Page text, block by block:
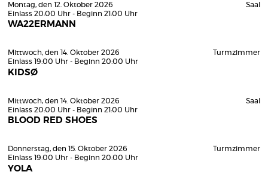
Montag, den 12. Oktober 2026
Einlass 20:00 Uhr - Beginn 21:00 Uhr
WA22ERMANN
Saal
Mittwoch, den 14. Oktober 2026
Einlass 19:00 Uhr - Beginn 20:00 Uhr
KIDSØ
Turmzimmer
Mittwoch, den 14. Oktober 2026
Einlass 20:00 Uhr - Beginn 21:00 Uhr
BLOOD RED SHOES
Saal
Donnerstag, den 15. Oktober 2026
Einlass 19:00 Uhr - Beginn 20:00 Uhr
YOLA
Turmzimmer